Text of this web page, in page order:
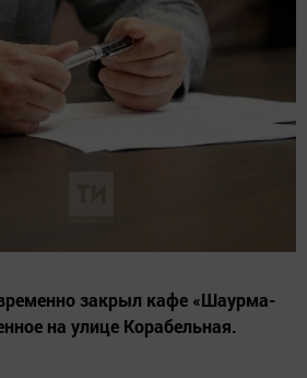
закрыл кафе «Шаурма-
на улице Корабельная.